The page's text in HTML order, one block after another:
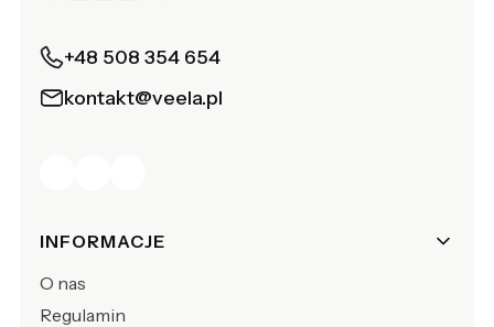
+48 508 354 654
kontakt@veela.pl
Linki w stopce
INFORMACJE
O nas
Regulamin